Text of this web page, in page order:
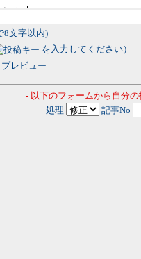
8文字以内)
を入力してください）
プレビュー
- 以下のフォームから自分
処理
記事No